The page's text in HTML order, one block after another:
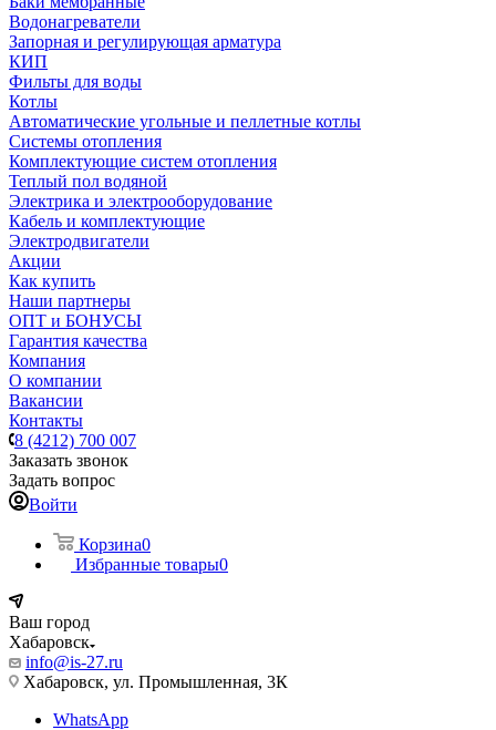
Водонагреватели
Запорная и регулирующая арматура
КИП
Фильты для воды
Котлы
Автоматические угольные и пеллетные котлы
Системы отопления
Комплектующие систем отопления
Теплый пол водяной
Электрика и электрооборудование
Кабель и комплектующие
Электродвигатели
Акции
Как купить
Наши партнеры
ОПТ и БОНУСЫ
Гарантия качества
Компания
О компании
Вакансии
Контакты
8 (4212) 700 007
Заказать звонок
Задать вопрос
Войти
Корзина0
Избранные товары0
Ваш город
Хабаровск
info@is-27.ru
Хабаровск, ул. Промышленная, 3К
WhatsApp